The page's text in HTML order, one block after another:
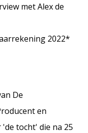
met Alex de
2022*
De
en
tocht' die na 25